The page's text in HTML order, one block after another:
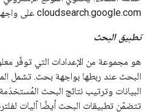
cloudsearch.google.com على واجهة بحث.
تطبيق البحث
هو مجموعة من الإعدادات التي توفّر
البحث عند ربطها بواجهة بحث. تشمل
البيانات وترتيب نتائج البحث
تتضمّن تطبيقات البحث أيضًا آليات